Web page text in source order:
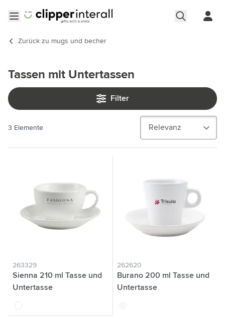
Zurück zu mugs und becher
Tassen mit Untertassen
Filter
3 Elemente
263329
Sienna 210 ml Tasse und
Untertasse
blanc
262620
Burano 200 ml Tasse und
Untertasse